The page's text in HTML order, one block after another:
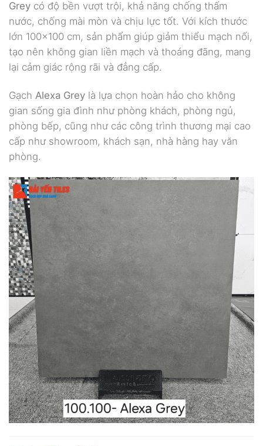
Grey có độ bền vượt trội, khả năng chống thấm
nước, chống mài mòn và chịu lực tốt. Với kích thước
lớn 100×100 cm, sản phẩm giúp giảm thiểu mạch nối,
tạo nên không gian liền mạch và thoáng đãng, mang
lại cảm giác rộng rãi và đẳng cấp.
Gạch Alexa Grey là lựa chọn hoàn hảo cho không
gian sống gia đình như phòng khách, phòng ngủ,
phòng bếp, cũng như các công trình thương mại cao
cấp như showroom, khách sạn, nhà hàng hay văn
phòng.